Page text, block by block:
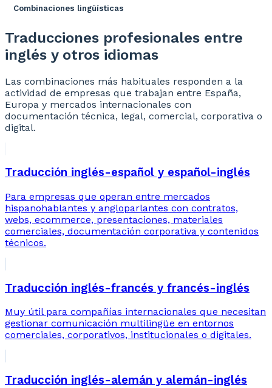
Combinaciones lingüísticas
Traducciones profesionales entre
inglés y otros idiomas
Las combinaciones más habituales responden a la
actividad de empresas que trabajan entre España,
Europa y mercados internacionales con
documentación técnica, legal, comercial, corporativa o
digital.
Traducción inglés-español y español-inglés
Para empresas que operan entre mercados
hispanohablantes y angloparlantes con contratos,
webs, ecommerce, presentaciones, materiales
comerciales, documentación corporativa y contenidos
técnicos.
Traducción inglés-francés y francés-inglés
Muy útil para compañías internacionales que necesitan
gestionar comunicación multilingüe en entornos
comerciales, corporativos, institucionales o digitales.
Traducción inglés-alemán y alemán-inglés